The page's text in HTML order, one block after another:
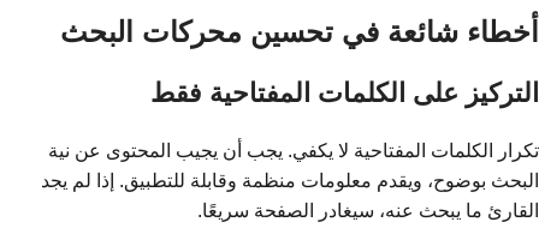
أخطاء شائعة في تحسين محركات البحث
التركيز على الكلمات المفتاحية فقط
تكرار الكلمات المفتاحية لا يكفي. يجب أن يجيب المحتوى عن نية
البحث بوضوح، ويقدم معلومات منظمة وقابلة للتطبيق. إذا لم يجد
القارئ ما يبحث عنه، سيغادر الصفحة سريعًا.